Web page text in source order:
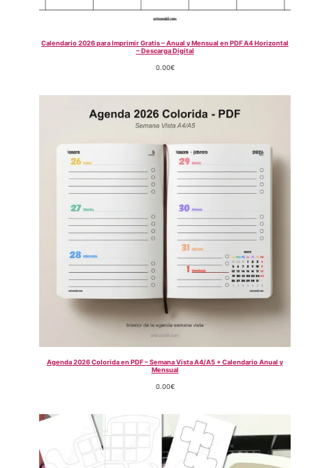
Calendario 2026 para Imprimir Gratis – Anual y Mensual en PDF A4 Horizontal
– Descarga Digital
0.00€
Agenda 2026 Colorida en PDF – Semana Vista A4/A5 + Calendario Anual y
Mensual
0.00€